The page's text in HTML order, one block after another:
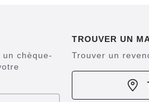
chèque-
TROUVER UN
Trouver un